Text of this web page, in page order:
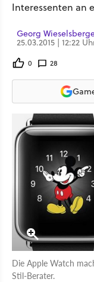
Interessenten an
Georg
25.03.2015 | 12:22
0 28
Die Apple Watch
Stil-Berater.